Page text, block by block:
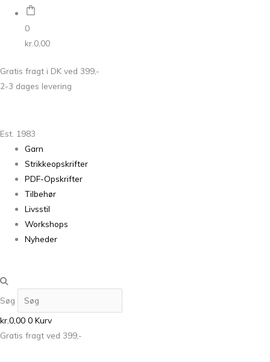
0
kr. 0,00
Gratis fragt i DK ved 399,-
2-3 dages levering
Est. 1983
Garn
Strikkeopskrifter
PDF-Opskrifter
Tilbehør
Livsstil
Workshops
Nyheder
Søg
kr.0,00 0 Kurv
Gratis fragt ved 399,-